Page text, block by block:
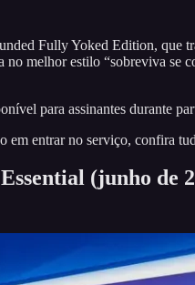
Fully Yoked Edition, que
no melhor estilo “sobreviva
para assinantes durante
em entrar no serviço, confira
(junho de